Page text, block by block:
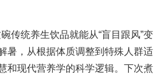
统养生饮品就能从“盲目跟风”变
暑，从根据体质调整到特殊人群适
和现代营养学的科学逻辑。下次煮